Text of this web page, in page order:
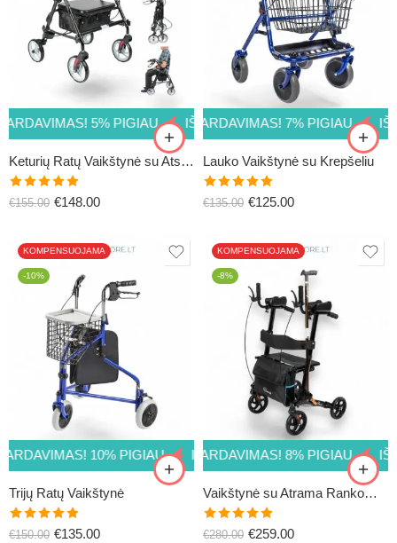
5% PIGIAU IŠPARDAVIMAS! 5% PIGIAU
Keturių Ratų Vaikštynė su Atsisėdimu
Įvertinimas:
€155.00 €148.00
7% PIGIAU IŠPARDAVIMAS! 7% PIGIAU
Lauko Vaikštynė su Krepšeliu
Įvertinimas:
€135.00 €125.00
KOMPENSUOJAMA
-10%
10% PIGIAU IŠPARDAVIMAS! 10% PIGIAU
Trijų Ratų Vaikštynė
Įvertinimas:
€150.00 €135.00
KOMPENSUOJAMA
-8%
8% PIGIAU IŠPARDAVIMAS! 8% PIGIAU
Vaikštynė su Atrama Rankoms LEXI
Įvertinimas:
€280.00 €259.00